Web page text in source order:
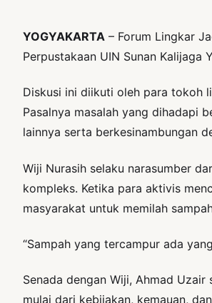
YOGYAKARTA – Forum Lingkar
Perpustakaan UIN Sunan Kalijaga
Diskusi ini diikuti oleh para tokoh
Pasalnya masalah yang dihadapi
lainnya serta berkesinambungan
Wiji Nurasih selaku narasumber
kompleks. Ketika para aktivis
masyarakat untuk memilah
“Sampah yang tercampur ada
Senada dengan Wiji, Ahmad
mulai dari kebijakan, kemauan,